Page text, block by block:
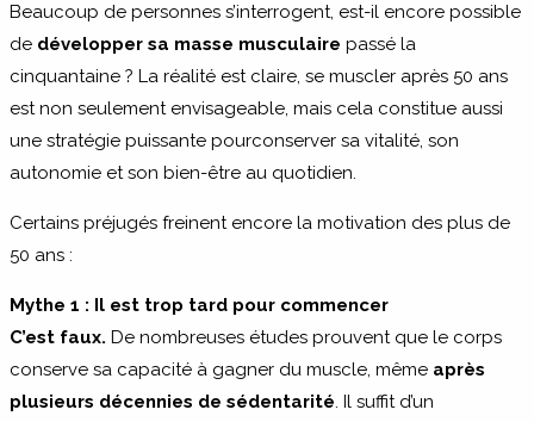
Beaucoup de personnes s’interrogent, est-il encore possible
de développer sa masse musculaire passé la
cinquantaine ? La réalité est claire, se muscler après 50 ans
est non seulement envisageable, mais cela constitue aussi
une stratégie puissante pourconserver sa vitalité, son
autonomie et son bien-être au quotidien.
Certains préjugés freinent encore la motivation des plus de
50 ans :
Mythe 1 : Il est trop tard pour commencer
C’est faux. De nombreuses études prouvent que le corps
conserve sa capacité à gagner du muscle, même après
plusieurs décennies de sédentarité. Il suffit d’un